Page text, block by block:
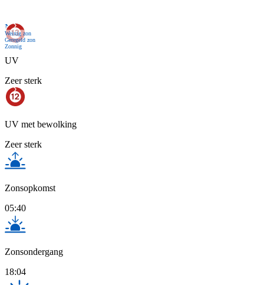
Nu
Weinig zon
Geregeld zon
Zonnig
UV
Zeer sterk
UV met bewolking
Zeer sterk
Zonsopkomst
05:40
Zonsondergang
18:04